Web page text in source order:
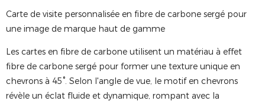
Carte de visite personnalisée en fibre de carbone sergé pour
une image de marque haut de gamme
Les cartes en fibre de carbone utilisent un matériau à effet
fibre de carbone sergé pour former une texture unique en
chevrons à 45°. Selon l'angle de vue, le motif en chevrons
révèle un éclat fluide et dynamique, rompant avec la